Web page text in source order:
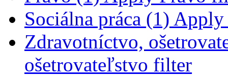
Sociálna práca (1) Apply
Zdravotníctvo,
ošetrovateľstvo filter